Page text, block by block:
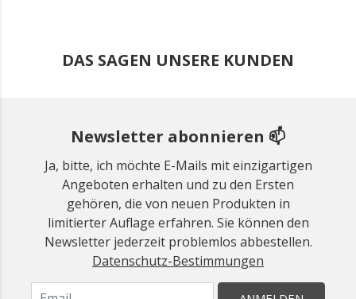
DAS SAGEN UNSERE KUNDEN
Newsletter abonnieren 📫
Ja, bitte, ich möchte E-Mails mit einzigartigen
Angeboten erhalten und zu den Ersten
gehören, die von neuen Produkten in
limitierter Auflage erfahren. Sie können den
Newsletter jederzeit problemlos abbestellen.
Datenschutz-Bestimmungen